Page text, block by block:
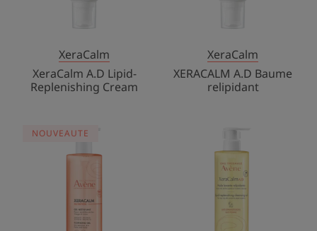
XeraCalm
XeraCalm A.D Lipid-
Replenishing Cream
XeraCalm
XERACALM A.D Baume
relipidant
Nutrition
Cleansing
NOUVEAUTE
масло
XeraCalm
A.D